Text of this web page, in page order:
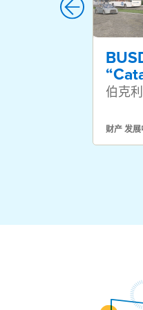
伯克
财产发展